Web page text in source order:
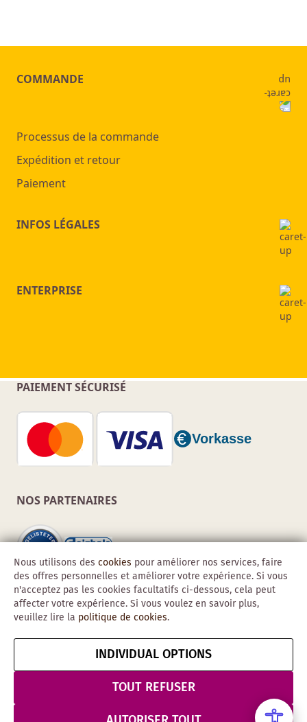
COMMANDE
Processus de la commande
Expédition et retour
Paiement
INFOS LÉGALES
ENTERPRISE
PAIEMENT SÉCURISÉ
NOS PARTENAIRES
Copyright © 2026 Obadis GmbH
MentionsCGVConfidentialité
& Sécurité
Résilier le contrat
Nous utilisons des cookies pour améliorer nos services, faire
des offres personnelles et améliorer votre expérience. Si vous
n'acceptez pas les cookies facultatifs ci-dessous, cela peut
affecter votre expérience. Si vous voulez en savoir plus,
veuillez lire la politique de cookies.
INDIVIDUAL OPTIONS
TOUT REFUSER